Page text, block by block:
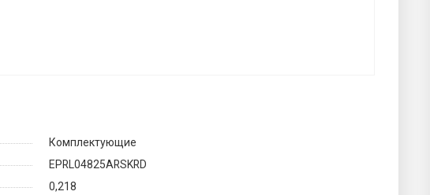
Комплектующие
EPRL04825ARSKRD
0,218